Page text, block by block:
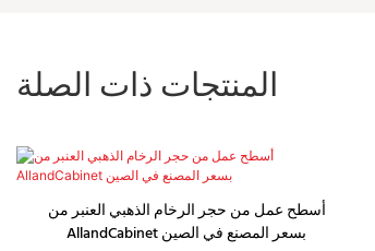
المنتجات ذات الصلة
أسطح عمل من حجر الرخام الذهبي العنبر من
AllandCabinet بسعر المصنع في الصين